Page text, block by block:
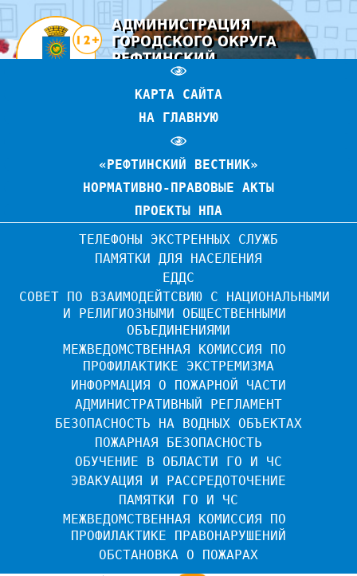
АДМИНИСТРАЦИЯ
ГОРОДСКОГО ОКРУГА
РЕФТИНСКИЙ
ОФИЦИАЛЬНЫЙ САЙТ
КАРТА САЙТА
НА ГЛАВНУЮ
«РЕФТИНСКИЙ ВЕСТНИК»
НОРМАТИВНО-ПРАВОВЫЕ АКТЫ
ПРОЕКТЫ НПА
ТЕЛЕФОНЫ ЭКСТРЕННЫХ СЛУЖБ
ПАМЯТКИ ДЛЯ НАСЕЛЕНИЯ
ЕДДС
СОВЕТ ПО ВЗАИМОДЕЙТСВИЮ С НАЦИОНАЛЬНЫМИ
И РЕЛИГИОЗНЫМИ ОБЩЕСТВЕННЫМИ
ОБЪЕДИНЕНИЯМИ
МЕЖВЕДОМСТВЕННАЯ КОМИССИЯ ПО
ПРОФИЛАКТИКЕ ЭКСТРЕМИЗМА
ИНФОРМАЦИЯ О ПОЖАРНОЙ ЧАСТИ
АДМИНИСТРАТИВНЫЙ РЕГЛАМЕНТ
БЕЗОПАСНОСТЬ НА ВОДНЫХ ОБЪЕКТАХ
ПОЖАРНАЯ БЕЗОПАСНОСТЬ
ОБУЧЕНИЕ В ОБЛАСТИ ГО И ЧС
ЭВАКУАЦИЯ И РАССРЕДОТОЧЕНИЕ
ПАМЯТКИ ГО И ЧС
МЕЖВЕДОМСТВЕННАЯ КОМИССИЯ ПО
ПРОФИЛАКТИКЕ ПРАВОНАРУШЕНИЙ
ОБСТАНОВКА О ПОЖАРАХ